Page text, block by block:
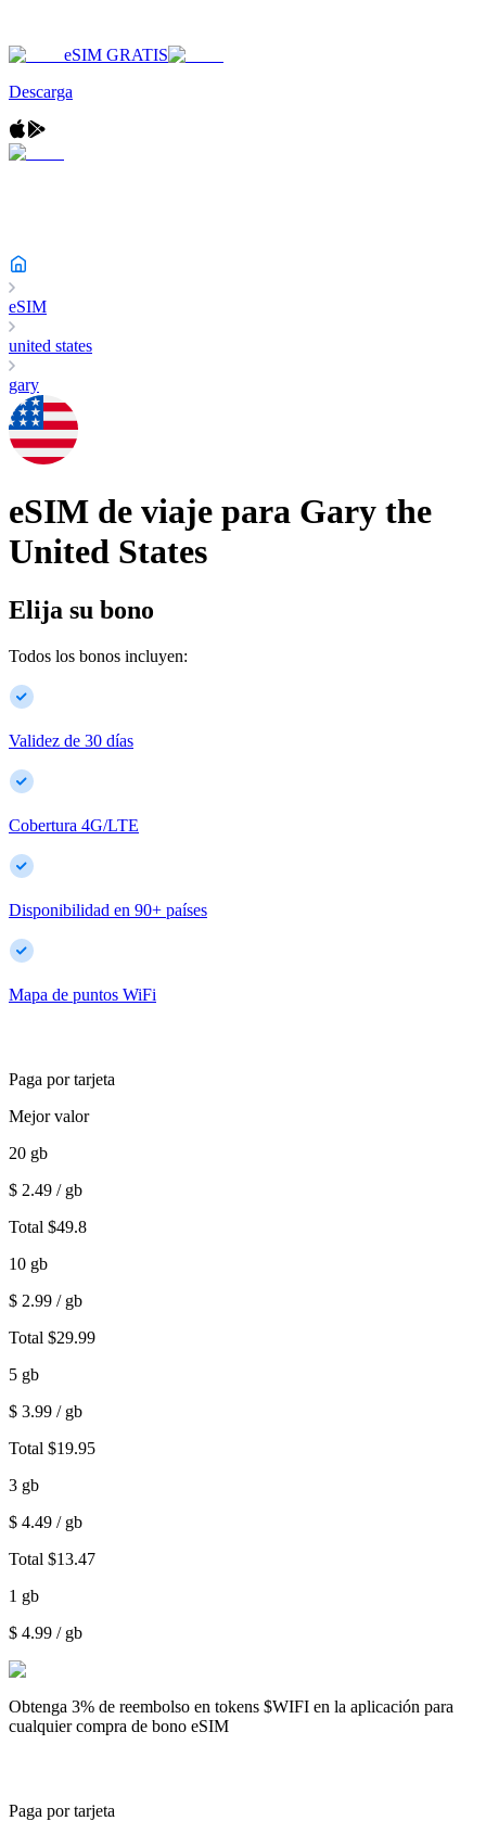
eSIM GRATIS
Descarga
eSIM
united states
gary
eSIM de viaje para Gary the
United States
Elija su bono
Todos los bonos incluyen:
Validez de 30 días
Cobertura 4G/LTE
Disponibilidad en 90+ países
Mapa de puntos WiFi
Paga por tarjeta
Mejor valor
20 gb
$ 2.49 / gb
Total $49.8
10 gb
$ 2.99 / gb
Total $29.99
5 gb
$ 3.99 / gb
Total $19.95
3 gb
$ 4.49 / gb
Total $13.47
1 gb
$ 4.99 / gb
Obtenga 3% de reembolso en tokens $WIFI en la aplicación para
cualquier compra de bono eSIM
Paga por tarjeta